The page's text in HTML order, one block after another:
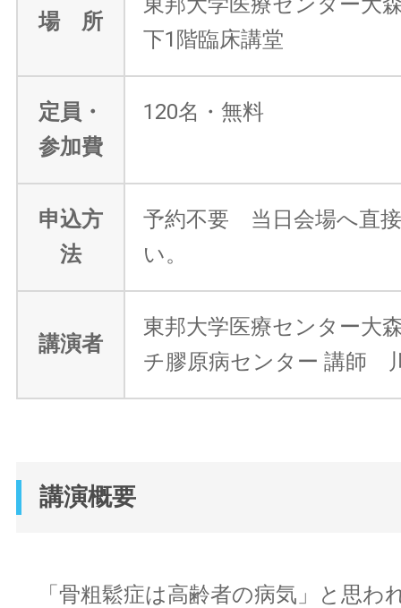
場 所
下1階臨床講堂
定員・
参加費
120名・無料
申込方
法
予約不要 当日会場へ直
い。
講演者
東邦大学医療センター大
チ膠原病センター 講師
講演概要
「骨粗鬆症は高齢者の病気」と思わ